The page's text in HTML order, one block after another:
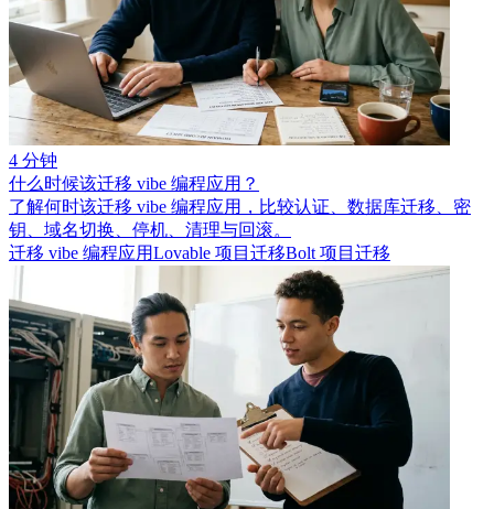
4 分钟
什么时候该迁移 vibe 编程应用？
了解何时该迁移 vibe 编程应用，比较认证、数据库迁移、密
钥、域名切换、停机、清理与回滚。
迁移 vibe 编程应用Lovable 项目迁移Bolt 项目迁移